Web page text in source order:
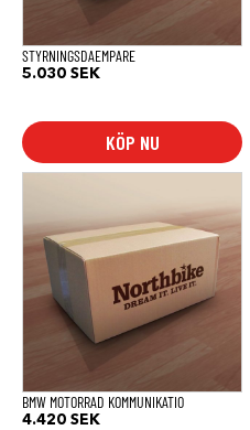
STYRNINGSDAEMPARE
5.030 SEK
KÖP NU
BMW MOTORRAD KOMMUNIKATIO
4.420 SEK